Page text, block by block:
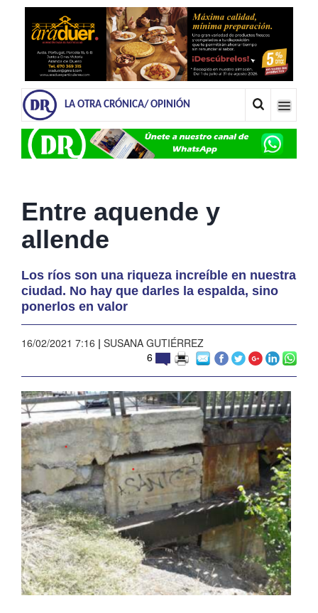
LA OTRA CRÓNICA/ OPINIÓN
Entre aquende y
allende
Los ríos son una riqueza increíble en nuestra
ciudad. No hay que darles la espalda, sino
ponerlos en valor
16/02/2021 7:16 | SUSANA GUTIÉRREZ
6